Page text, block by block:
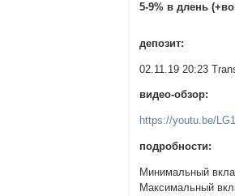
5-9% в длень
депозит:
02.11.19 20:23
видео-обзор:
https://youtu.be/
подробности:
Минимальный
Максимальный